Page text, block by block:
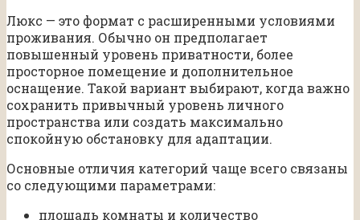
Люкс — это формат с расширенными условиями
проживания. Обычно он предполагает
повышенный уровень приватности, более
просторное помещение и дополнительное
оснащение. Такой вариант выбирают, когда важно
сохранить привычный уровень личного
пространства или создать максимально
спокойную обстановку для адаптации.
Основные отличия категорий чаще всего связаны
со следующими параметрами:
площадь комнаты и количество